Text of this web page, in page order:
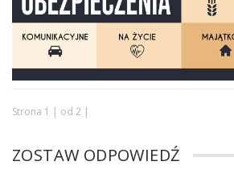
Strona 1 | od 2 |
ZOSTAW ODPOWIEDŹ